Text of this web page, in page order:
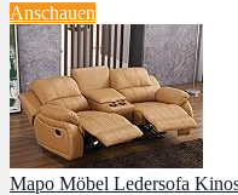
Anschauen
Mapo Möbel Ledersofa